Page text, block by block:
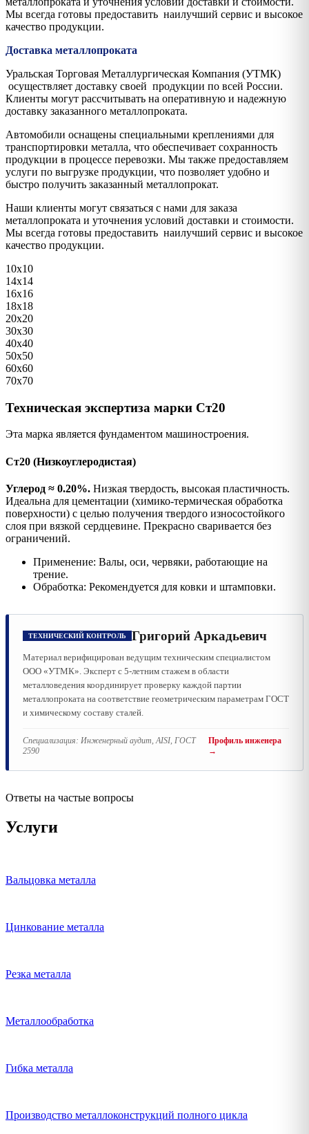
Мы всегда готовы предоставить наилучший сервис и высокое
качество продукции.
Доставка металлопроката
Уральская Торговая Металлургическая Компания (УТМК)
осуществляет доставку своей продукции по всей России.
Клиенты могут рассчитывать на оперативную и надежную
доставку заказанного металлопроката.
Автомобили оснащены специальными креплениями для
транспортировки металла, что обеспечивает сохранность
продукции в процессе перевозки. Мы также предоставляем
услуги по выгрузке продукции, что позволяет удобно и
быстро получить заказанный металлопрокат.
Наши клиенты могут связаться с нами для заказа
металлопроката и уточнения условий доставки и стоимости.
Мы всегда готовы предоставить наилучший сервис и высокое
качество продукции.
10х10
14х14
16х16
18х18
20х20
30х30
40х40
50х50
60х60
70х70
Техническая экспертиза марки Ст20
Эта марка является фундаментом машиностроения.
Ст20 (Низкоуглеродистая)
Углерод ≈ 0.20%. Низкая твердость, высокая пластичность.
Идеальна для цементации (химико-термическая обработка
поверхности) с целью получения твердого износостойкого
слоя при вязкой сердцевине. Прекрасно сваривается без
ограничений.
Применение: Валы, оси, червяки, работающие на
трение.
Обработка: Рекомендуется для ковки и штамповки.
ТЕХНИЧЕСКИЙ КОНТРОЛЬ Григорий Аркадьевич
Материал верифицирован ведущим техническим специалистом
ООО «УТМК». Эксперт с 5-летним стажем в области
металловедения координирует проверку каждой партии
металлопроката на соответствие геометрическим параметрам ГОСТ
и химическому составу сталей.
Специализация: Инженерный аудит, AISI, ГОСТ
2590
Профиль инженера
→
Ответы на частые вопросы
Услуги
Вальцовка металла
Цинкование металла
Резка металла
Металлообработка
Гибка металла
Производство металлоконструкций полного цикла